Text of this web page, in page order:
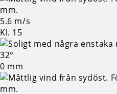
5.6 m/s
Kl. 15
32°
0 mm